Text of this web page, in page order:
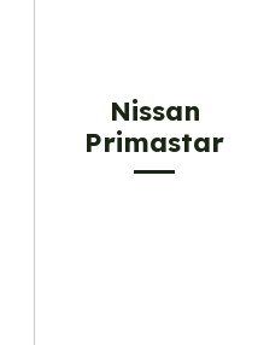
Nissan
Primastar